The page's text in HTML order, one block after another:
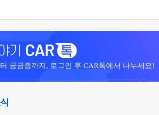
궁금증까지, 로그인 후 CAR톡에서 나누세요!